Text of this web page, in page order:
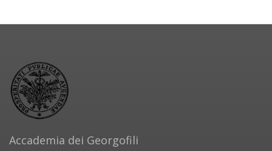
Accademia dei Georgofili